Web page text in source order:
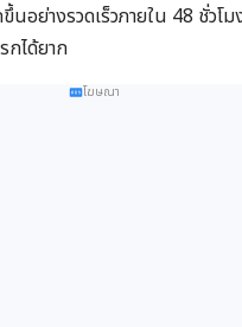
ย่างรวดเร็วภายใน 48 ชั่วโม
กได้ยาก
โฆษณา